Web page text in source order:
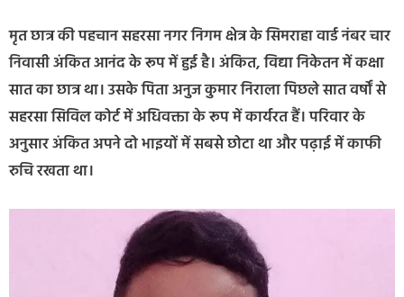
मृत छात्र की पहचान सहरसा नगर निगम क्षेत्र के सिमराहा वार्ड नंबर चार
निवासी अंकित आनंद के रूप में हुई है। अंकित, विद्या निकेतन में कक्षा
सात का छात्र था। उसके पिता अनुज कुमार निराला पिछले सात वर्षों से
सहरसा सिविल कोर्ट में अधिवक्ता के रूप में कार्यरत हैं। परिवार के
अनुसार अंकित अपने दो भाइयों में सबसे छोटा था और पढ़ाई में काफी
रुचि रखता था।